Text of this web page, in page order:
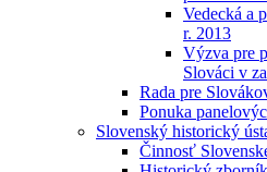
Vedecká a
r. 2013
Výzva pre
Slováci v
Rada pre
Ponuka
Slovenský historický
Činnosť